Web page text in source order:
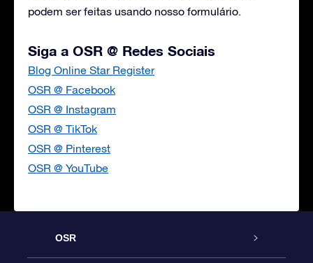
podem ser feitas usando nosso formulário.
Siga a OSR @ Redes Sociais
Blog Online Star Register
OSR @ Facebook
OSR @ Instagram
OSR @ TikTok
OSR @ Pinterest
OSR @ YouTube
OSR